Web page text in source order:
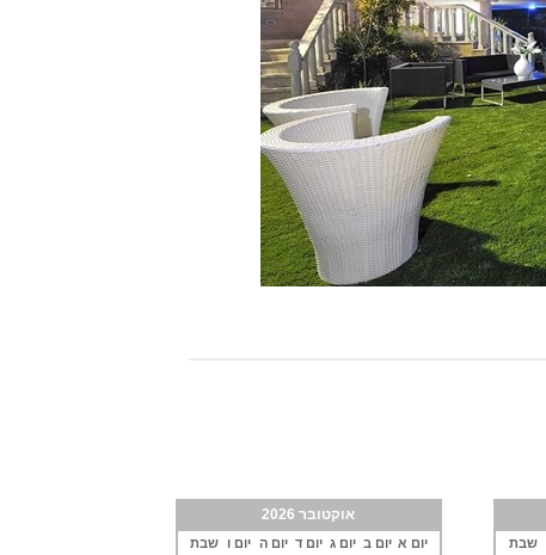
שבת
אוקטובר 2026
יום א יום ב יום ג יום ד יום ה יום ו שבת